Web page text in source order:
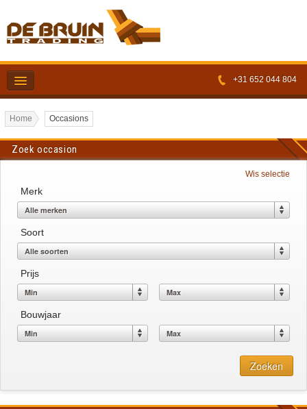
+31 652 044 804
Voorraad Bedrijfsinfo
Contact
Home Occasions
Zoek occasion
Wis selectie
Merk
Soort
Prijs
Bouwjaar
Zoeken